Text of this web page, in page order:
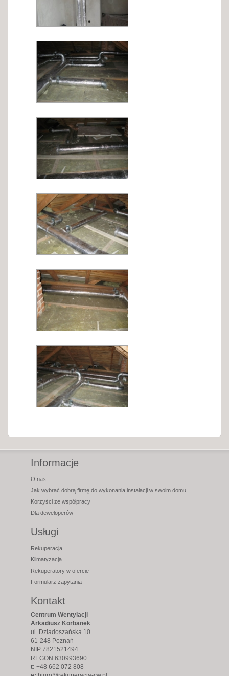
Informacje
O nas
Jak wybrać dobrą firmę do wykonania instalacji w swoim domu
Korzyści ze współpracy
Dla deweloperów
Usługi
Rekuperacja
Klimatyzacja
Rekuperatory w ofercie
Formularz zapytania
Kontakt
Centrum Wentylacji
Arkadiusz Korbanek
ul. Dziadoszańska 10
61-248 Poznań
NIP:7821521494
REGON 630993690
t: +48 662 072 808